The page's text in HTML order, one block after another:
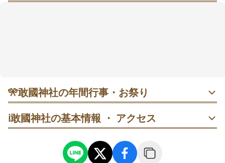
大鳥居も印象に残りやすく、参拝の節目を感じやすい
のも魅力。定番の交通安全御守とあわせて、出発前に
気持ちを整えたいときにも向いていそうです。
🎌敢國神社の年間行事・お祭り
・年末年始やゴールデンウィークなど、帰省や旅行が増え
る時期は、交通安全を願う参拝が特に増えやすいようで
す。名阪国道に近く、長距離運転の前に立ち寄る人がいる
点も特徴。混み合いそうな時期は、出発時刻の少し前に余
裕を持って訪れると、落ち着いて手を合わせやすそうで
ℹ️敢國神社の基本情報 ・ アクセス